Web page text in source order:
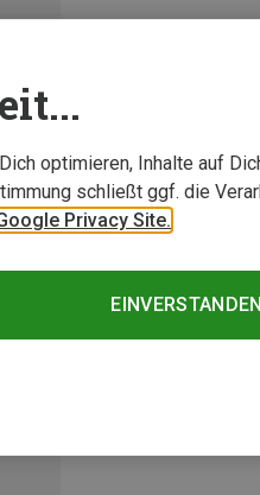
optimieren, Inhalte auf
schließt ggf. die
Privacy Site.
EINVERSTANDEN